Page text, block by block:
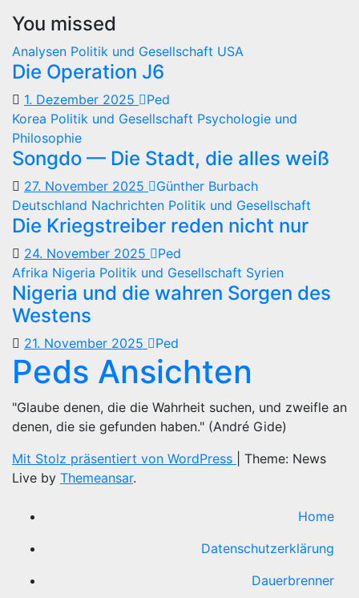
You missed
Analysen Politik und Gesellschaft USA
Die Operation J6
1. Dezember 2025
Ped
Korea Politik und Gesellschaft Psychologie und
Philosophie
Songdo — Die Stadt, die alles weiß
27. November 2025
Günther Burbach
Deutschland Nachrichten Politik und Gesellschaft
Die Kriegstreiber reden nicht nur
24. November 2025
Ped
Afrika Nigeria Politik und Gesellschaft Syrien
Nigeria und die wahren Sorgen des
Westens
21. November 2025 Ped
Peds Ansichten
"Glaube denen, die die Wahrheit suchen, und zweifle an
denen, die sie gefunden haben." (André Gide)
Mit Stolz präsentiert von WordPress
Theme: News
Live by Themeansar.
Home
Datenschutzerklärung
Dauerbrenner